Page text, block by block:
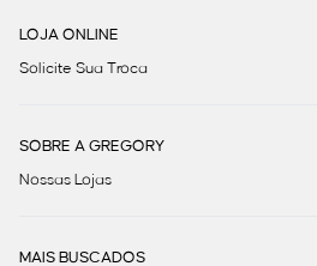
LOJA ONLINE
Solicite Sua Troca
SOBRE A GREGORY
Nossas Lojas
MAIS BUSCADOS